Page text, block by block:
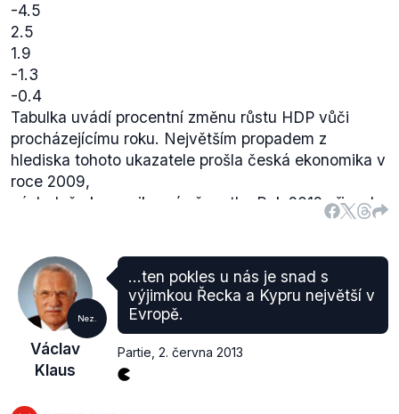
-4.5
2.5
1.9
-1.3
-0.4
Tabulka uvádí procentní změnu růstu HDP vůči
procházejícímu roku. Největším propadem z
hlediska tohoto ukazatele prošla česká ekonomika v
roce 2009,
následně ekonomika mírně rostla. Rok 2012 přinesl
pokles ve výši 1,3 %. Data pro rok 2013 jsou zatím
Přikládáme interaktivní graf z webu
, který
mapuje růst HDP po kvartálech.
Nez.
Václav
Klaus
...ten pokles u nás je snad s
výjimkou Řecka a Kypru největší v
Evropě.
Partie 2. června 2013